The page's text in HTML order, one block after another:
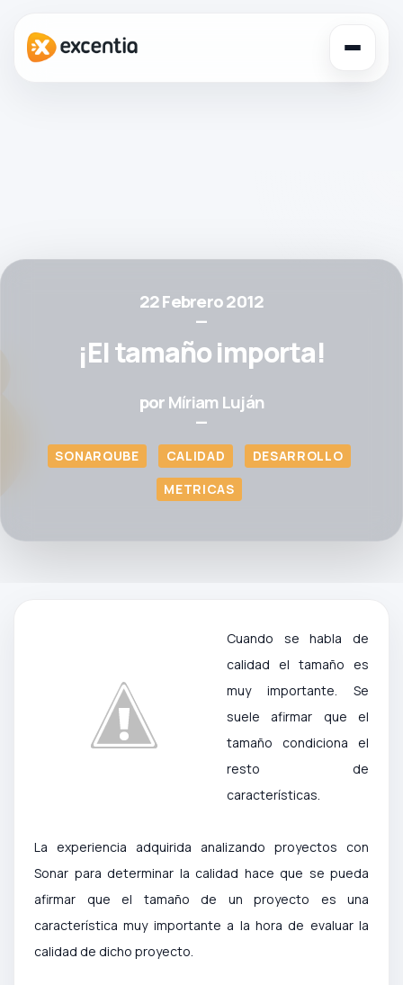
22 Febrero 2012
—
¡El tamaño importa!
porMíriam Luján
—
SONARQUBE CALIDAD
DESARROLLO
METRICAS
Cuando se habla de
calidad el tamaño es
muy importante. Se
suele afirmar que el
tamaño condiciona el
resto de
características.
La experiencia adquirida analizando proyectos con
Sonar para determinar la calidad hace que se pueda
afirmar que el tamaño de un proyecto es una
característica muy importante a la hora de evaluar la
calidad de dicho proyecto.